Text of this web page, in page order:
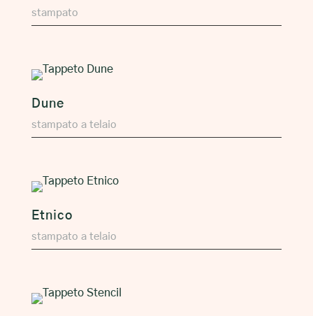
stampato
Dune
stampato a telaio
Etnico
stampato a telaio